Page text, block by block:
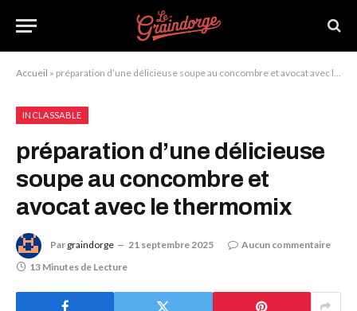
Accueil » préparation d’une délicieuse soupe au concombre et avocat avec le thermomix
INCLASSABLE
préparation d’une délicieuse
soupe au concombre et
avocat avec le thermomix
Par graindorge 21 septembre 2025
Aucun commentaire
13 Minutes de Lecture